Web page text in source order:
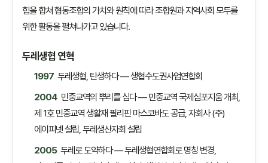
힘을 합쳐 협동조합의 가치와 원칙에 따라 조합원과 지역사회 모두를
위한 활동을 펼쳐나가고 있습니다.
두레생협 연혁
1997 두레생협, 탄생하다 — 생협수도권사업연합회
2004 민중교역의 뿌리를 심다 — 민중교역 국제심포지움 개최,
제 1호 민중교역 생활재 필리핀 마스코바도 공급, 자회사 (주)
에이피넷 설립, 두레생산자회 설립
2005 두레로 도약하다 — 두레생협연합회로 명칭 변경,